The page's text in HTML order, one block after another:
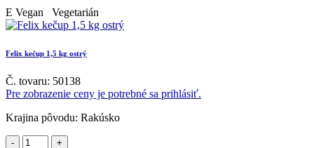
E Vegan Vegetarián
Felix kečup 1,5 kg ostrý
Č. tovaru: 50138
Pre zobrazenie ceny je potrebné sa prihlásiť.
Krajina pôvodu: Rakúsko